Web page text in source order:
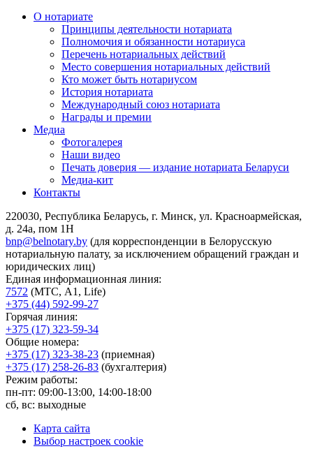
О нотариате
Принципы деятельности нотариата
Полномочия и обязанности нотариуса
Перечень нотариальных действий
Место совершения нотариальных действий
Кто может быть нотариусом
История нотариата
Международный союз нотариата
Награды и премии
Медиа
Фотогалерея
Наши видео
Печать доверия — издание нотариата Беларуси
Медиа-кит
Контакты
220030, Республика Беларусь, г. Минск, ул. Красноармейская,
д. 24а, пом 1Н
bnp@belnotary.by (для корреспонденции в Белорусскую
нотариальную палату, за исключением обращений граждан и
юридических лиц)
Единая информационная линия:
7572 (МТС, A1, Life)
+375 (44) 592-99-27
Горячая линия:
+375 (17) 323-59-34
Общие номера:
+375 (17) 323-38-23 (приемная)
+375 (17) 258-26-83 (бухгалтерия)
Режим работы:
пн-пт: 09:00-13:00, 14:00-18:00
сб, вс: выходные
Карта сайта
Выбор настроек cookie